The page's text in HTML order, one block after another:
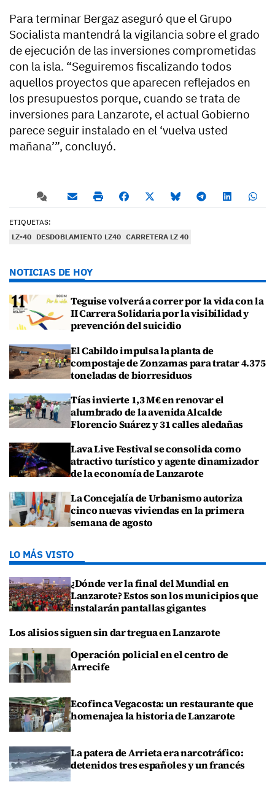
Para terminar Bergaz aseguró que el Grupo
Socialista mantendrá la vigilancia sobre el grado
de ejecución de las inversiones comprometidas
con la isla. “Seguiremos fiscalizando todos
aquellos proyectos que aparecen reflejados en
los presupuestos porque, cuando se trata de
inversiones para Lanzarote, el actual Gobierno
parece seguir instalado en el ‘vuelva usted
mañana’”, concluyó.
ETIQUETAS:
LZ-40 DESDOBLAMIENTO LZ40 CARRETERA LZ 40
NOTICIAS DE HOY
Teguise volverá a correr por la vida con la
II Carrera Solidaria por la visibilidad y
prevención del suicidio
El Cabildo impulsa la planta de
compostaje de Zonzamas para tratar 4.375
toneladas de biorresiduos
Tías invierte 1,3 M€ en renovar el
alumbrado de la avenida Alcalde
Florencio Suárez y 31 calles aledañas
Lava Live Festival se consolida como
atractivo turístico y agente dinamizador
de la economía de Lanzarote
La Concejalía de Urbanismo autoriza
cinco nuevas viviendas en la primera
semana de agosto
LO MÁS VISTO
¿Dónde ver la final del Mundial en
Lanzarote? Estos son los municipios que
instalarán pantallas gigantes
Los alisios siguen sin dar tregua en Lanzarote
Operación policial en el centro de
Arrecife
Ecofinca Vegacosta: un restaurante que
homenajea la historia de Lanzarote
La patera de Arrieta era narcotráfico:
detenidos tres españoles y un francés